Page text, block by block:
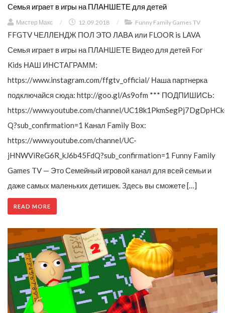
Семья играет в игры на ПЛАНШЕТЕ для детей
Мистер Макс / 12.09.2018 / Funny Family Games TV
FFGTV ЧЕЛЛЕНДЖ ПОЛ ЭТО ЛАВА или FLOOR is LAVA
Семья играет в игры на ПЛАНШЕТЕ Видео для детей For
Kids НАШ ИНСТАГРАММ:
https://www.instagram.com/ffgtv_official/ Наша партнерка
подключайся сюда: http://goo.gl/As9ofm *** ПОДПИШИСЬ:
https://www.youtube.com/channel/
Q?sub_confirmation=1 Канал Family Box:
https://www.youtube.com/channel/UC-
jHNWViReG6R_kJ6b45FdQ?sub_confirmation=1 Funny Family
Games TV — Это Семейный игровой канал для всей семьи и
даже самых маленьких детишек. Здесь вы сможете […]
READ MORE